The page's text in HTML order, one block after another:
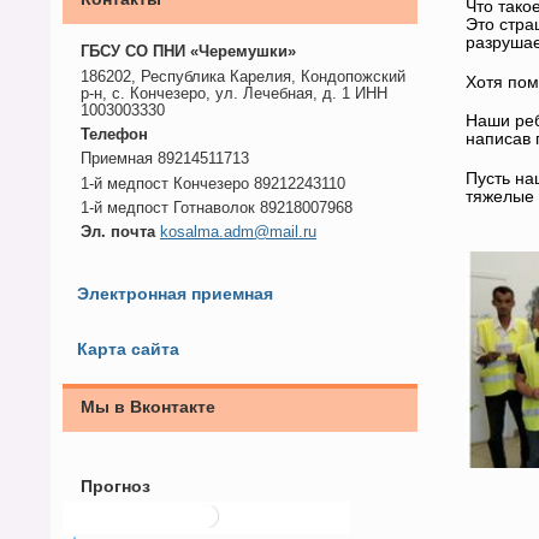
ГБСУ СО ПНИ «Черемушки»
186202, Республика Карелия, Кондопожский
р-н, с. Кончезеро, ул. Лечебная, д. 1 ИНН
1003003330
Телефон
Приемная 89214511713
1-й медпост Кончезеро 89212243110
1-й медпост Готнаволок 89218007968
Эл. почта kosalma.adm@mail.ru
Электронная приемная
Карта сайта
Мы в Вконтакте
Прогноз
Что
Это
Хотя
Наши
написав
Пусть
тяжелые